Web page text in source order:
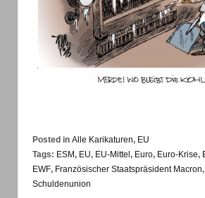
Posted in Alle Karikaturen, EU
Tags: ESM, EU, EU-Mittel, Euro, Euro-Krise,
EWF, Französischer Staatspräsident Macron,
Schuldenunion